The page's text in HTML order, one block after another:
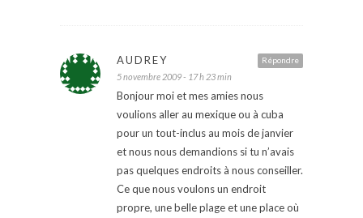
Répondre
AUDREY
5 novembre 2009 - 17 h 23 min
Bonjour moi et mes amies nous
voulions aller au mexique ou à cuba
pour un tout-inclus au mois de janvier
et nous nous demandions si tu n’avais
pas quelques endroits à nous conseiller.
Ce que nous voulons un endroit
propre, une belle plage et une place où